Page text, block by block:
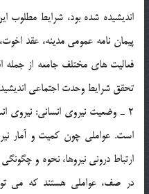
اندیشیده شده بود، شرایط مطلوب
پیمان نامه عمومى مدینه، عقد
فعالیت هاى مختلف جامعه از جمله
تحقق شرایط وحدت اجتماعى
2 ـ وضعیت نیروى انسانى: نیروى
است. عواملى چون کمیت و آمار
ارتباط درونى نیروها، نحوه و
در صف، عواملى هستند که مى